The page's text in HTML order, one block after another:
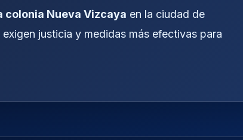
colonia Nueva Vizcaya en la ciudad de
justicia y medidas más efectivas para